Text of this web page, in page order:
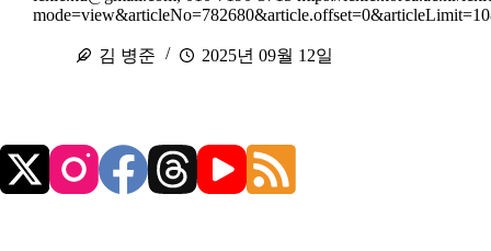
김 병준 2025년 09월 12일